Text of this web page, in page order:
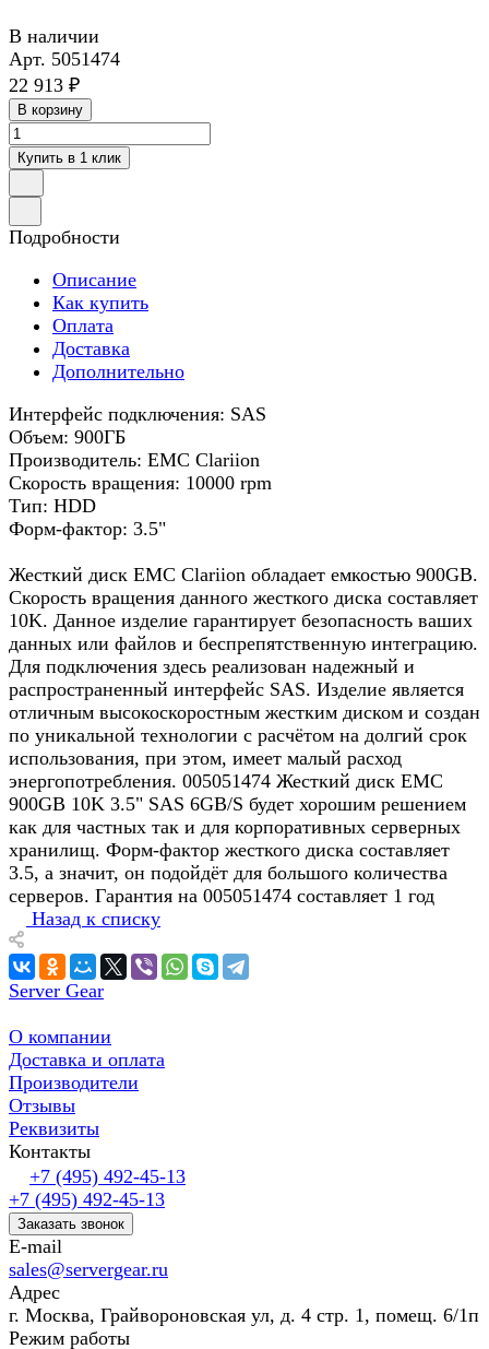
В наличии
Арт. 5051474
22 913 ₽
В корзину
Купить в 1 клик
Подробности
Описание
Как купить
Оплата
Доставка
Дополнительно
Интерфейс подключения: SAS
Объем: 900ГБ
Производитель: EMC Clariion
Скорость вращения: 10000 rpm
Тип: HDD
Форм-фактор: 3.5"
Жесткий диск EMC Clariion обладает емкостью 900GB.
Скорость вращения данного жесткого диска составляет
10K. Данное изделие гарантирует безопасность ваших
данных или файлов и беспрепятственную интеграцию.
Для подключения здесь реализован надежный и
распространенный интерфейс SAS. Изделие является
отличным высокоскоростным жестким диском и создан
по уникальной технологии с расчётом на долгий срок
использования, при этом, имеет малый расход
энергопотребления. 005051474 Жесткий диск EMC
900GB 10K 3.5" SAS 6GB/S будет хорошим решением
как для частных так и для корпоративных серверных
хранилищ. Форм-фактор жесткого диска составляет
3.5, а значит, он подойдёт для большого количества
серверов. Гарантия на 005051474 составляет 1 год
Назад к списку
Server Gear
О компании
Доставка и оплата
Производители
Отзывы
Реквизиты
Контакты
+7 (495) 492-45-13
+7 (495) 492-45-13
Заказать звонок
E-mail
sales@servergear.ru
Адрес
г. Москва, Грайвороновская ул, д. 4 стр. 1, помещ. 6/1п
Режим работы